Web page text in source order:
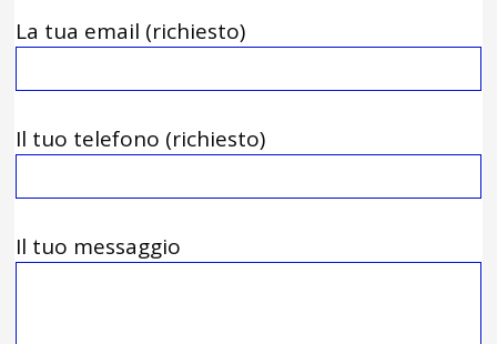
La tua email (richiesto)
Il tuo telefono (richiesto)
Il tuo messaggio